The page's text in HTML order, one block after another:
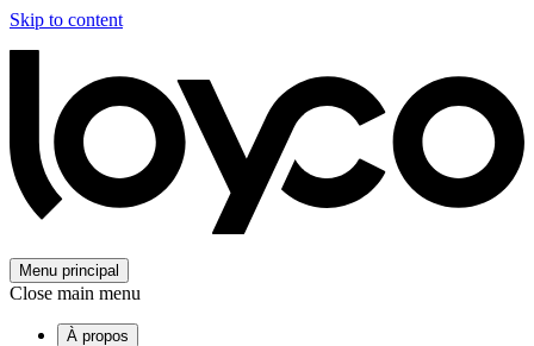
Skip to content
Menu principal
Close main menu
À propos